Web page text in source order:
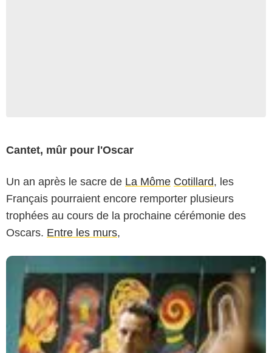
Cantet, mûr pour l'Oscar
Un an après le sacre de La Môme Cotillard, les
Français pourraient encore remporter plusieurs
trophées au cours de la prochaine cérémonie des
Oscars. Entre les murs,